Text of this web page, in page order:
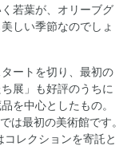
若葉が、オリーブグ
しい季節なのでしょ
ートを切り、最初の
展」も好評のうちに
を中心としたもの。
は最初の美術館です。
レクションを寄託と